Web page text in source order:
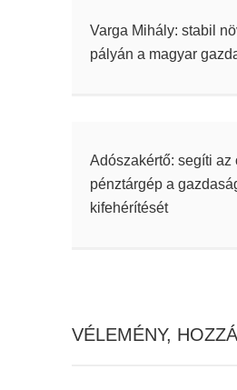
Varga Mihály: stabil
pályán a magyar
Adószakértő: segíti az
pénztárgép a
kifehérítését
VÉLEMÉNY,